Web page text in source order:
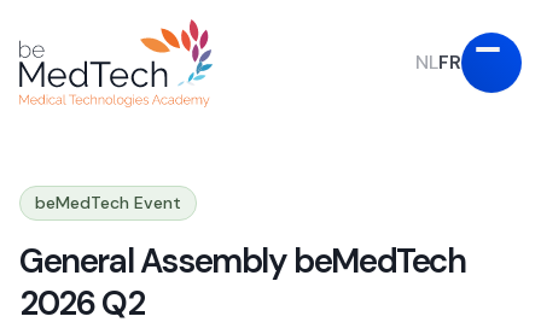
NLFR
beMedTech Event
General Assembly beMedTech
2026 Q2